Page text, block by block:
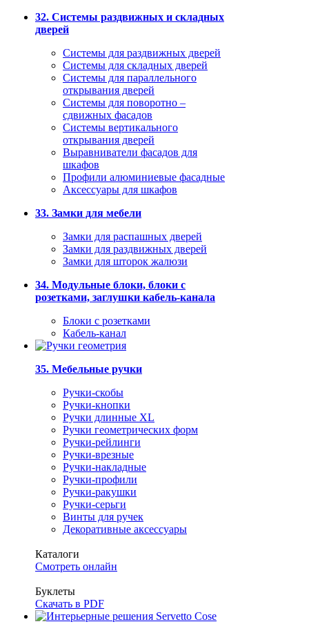
32. Системы раздвижных и складных
дверей
Системы для раздвижных дверей
Системы для складных дверей
Системы для параллельного
открывания дверей
Системы для поворотно –
сдвижных фасадов
Системы вертикального
открывания дверей
Выравниватели фасадов для
шкафов
Профили алюминиевые фасадные
Аксессуары для шкафов
33. Замки для мебели
Замки для распашных дверей
Замки для раздвижных дверей
Замки для шторок жалюзи
34. Модульные блоки, блоки с
розетками, заглушки кабель-канала
Блоки с розетками
Кабель-канал
35. Мебельные ручки
Ручки-скобы
Ручки-кнопки
Ручки длинные XL
Ручки геометрических форм
Ручки-рейлинги
Ручки-врезные
Ручки-накладные
Ручки-профили
Ручки-ракушки
Ручки-серьги
Винты для ручек
Декоративные аксессуары
Каталоги
Смотреть онлайн
Буклеты
Скачать в PDF